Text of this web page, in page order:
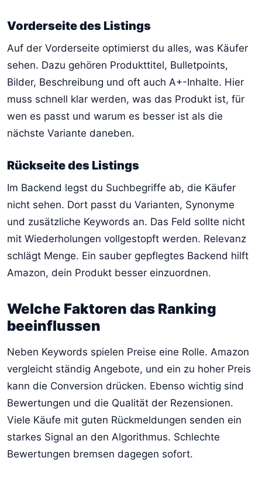
Vorderseite des Listings
Auf der Vorderseite optimierst du alles, was Käufer
sehen. Dazu gehören Produkttitel, Bulletpoints,
Bilder, Beschreibung und oft auch A+-Inhalte. Hier
muss schnell klar werden, was das Produkt ist, für
wen es passt und warum es besser ist als die
nächste Variante daneben.
Rückseite des Listings
Im Backend legst du Suchbegriffe ab, die Käufer
nicht sehen. Dort passt du Varianten, Synonyme
und zusätzliche Keywords an. Das Feld sollte nicht
mit Wiederholungen vollgestopft werden. Relevanz
schlägt Menge. Ein sauber gepflegtes Backend hilft
Amazon, dein Produkt besser einzuordnen.
Welche Faktoren das Ranking
beeinflussen
Neben Keywords spielen Preise eine Rolle. Amazon
vergleicht ständig Angebote, und ein zu hoher Preis
kann die Conversion drücken. Ebenso wichtig sind
Bewertungen und die Qualität der Rezensionen.
Viele Käufe mit guten Rückmeldungen senden ein
starkes Signal an den Algorithmus. Schlechte
Bewertungen bremsen dagegen sofort.